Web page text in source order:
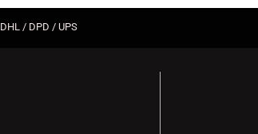
DHL / DPD / UPS